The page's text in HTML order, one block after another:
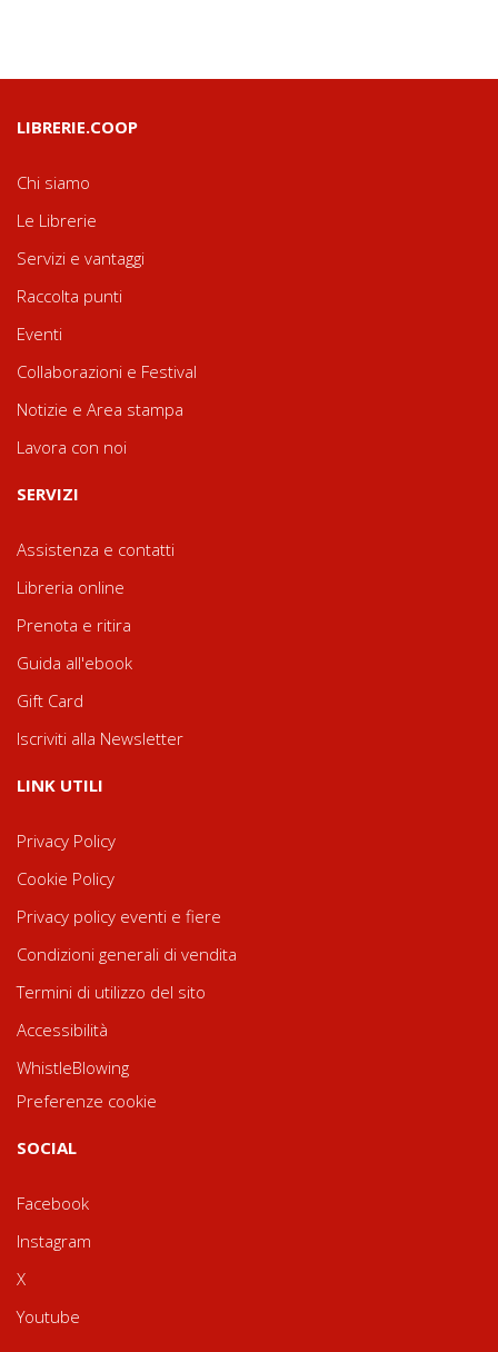
LIBRERIE.COOP
Chi siamo
Le Librerie
Servizi e vantaggi
Raccolta punti
Eventi
Collaborazioni e Festival
Notizie e Area stampa
Lavora con noi
SERVIZI
Assistenza e contatti
Libreria online
Prenota e ritira
Guida all'ebook
Gift Card
Iscriviti alla Newsletter
LINK UTILI
Privacy Policy
Cookie Policy
Privacy policy eventi e fiere
Condizioni generali di vendita
Termini di utilizzo del sito
Accessibilità
WhistleBlowing
Preferenze cookie
SOCIAL
Facebook
Instagram
X
Youtube